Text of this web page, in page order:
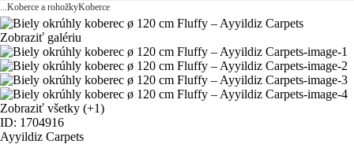
...Koberce a rohožkyKoberce
Zobraziť galériu
Zobraziť všetky (+1)
ID: 1704916
Ayyildiz Carpets